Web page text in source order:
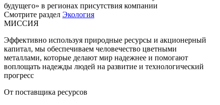
будущего» в регионах присутствия компании
Смотрите раздел Экология
МИССИЯ
Эффективно используя природные ресурсы и акционерный
капитал, мы обеспечиваем человечество цветными
металлами, которые делают мир надежнее и помогают
воплощать надежды людей на развитие и технологический
прогресс
От поставщика ресурсов